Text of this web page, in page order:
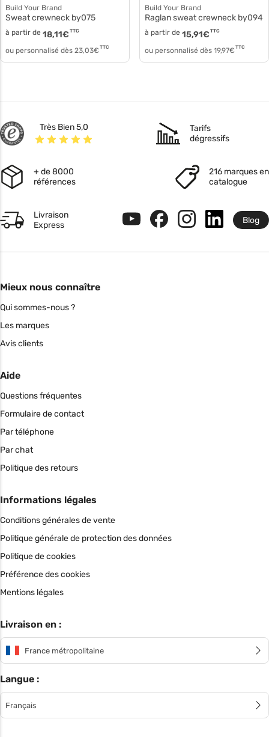
Build Your Brand
Sweat crewneck by075
à partir de 18,11€ TTC
ou personnalisé dès 23,03€ TTC
Build Your Brand
Raglan sweat crewneck by094
à partir de 15,91€ TTC
ou personnalisé dès 19,97€ TTC
Très Bien 5,0
Tarifs
dégressifs
+ de 8000
références
216 marques en
catalogue
Livraison
Express
Blog
Mieux nous connaître
Qui sommes-nous ?
Les marques
Avis clients
Aide
Questions fréquentes
Formulaire de contact
Par téléphone
Par chat
Politique des retours
Informations légales
Conditions générales de vente
Politique générale de protection des données
Politique de cookies
Préférence des cookies
Mentions légales
Livraison en :
France métropolitaine
Langue :
Français